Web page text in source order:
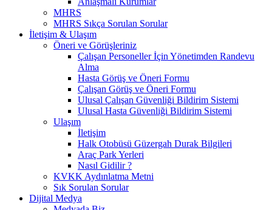
MHRS
MHRS Sıkça Sorulan Sorular
İletişim & Ulaşım
Öneri ve Görüşleriniz
Çalışan Personeller İçin Yönetimden Randevu
Alma
Hasta Görüş ve Öneri Formu
Çalışan Görüş ve Öneri Formu
Ulusal Çalışan Güvenliği Bildirim Sistemi
Ulusal Hasta Güvenliği Bildirim Sistemi
Ulaşım
İletişim
Halk Otobüsü Güzergah Durak Bilgileri
Araç Park Yerleri
Nasıl Gidilir ?
KVKK Aydınlatma Metni
Sık Sorulan Sorular
Dijital Medya